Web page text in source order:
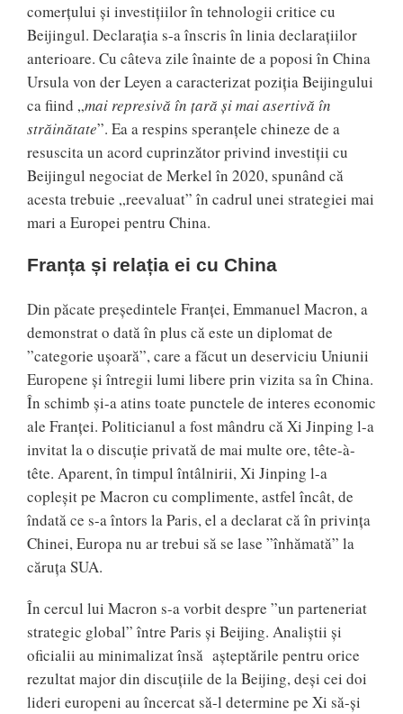
comerțului și investițiilor în tehnologii critice cu
Beijingul. Declarația s-a înscris în linia declarațiilor
anterioare. Cu câteva zile înainte de a poposi în China
Ursula von der Leyen a caracterizat poziția Beijingului
ca fiind „mai represivă în țară și mai asertivă în
străinătate”. Ea a respins speranțele chineze de a
resuscita un acord cuprinzător privind investiții cu
Beijingul negociat de Merkel în 2020, spunând că
acesta trebuie „reevaluat” în cadrul unei strategiei mai
mari a Europei pentru China.
Franța și relația ei cu China
Din păcate preşedintele Franței, Emmanuel Macron, a
demonstrat o dată în plus că este un diplomat de
”categorie ușoară”, care a făcut un deserviciu Uniunii
Europene și întregii lumi libere prin vizita sa în China.
În schimb și-a atins toate punctele de interes economic
ale Franței. Politicianul a fost mândru că Xi Jinping l-a
invitat la o discuție privată de mai multe ore, tête-à-
tête. Aparent, în timpul întâlnirii, Xi Jinping l-a
copleșit pe Macron cu complimente, astfel încât, de
îndată ce s-a întors la Paris, el a declarat că în privința
Chinei, Europa nu ar trebui să se lase ”înhămată” la
căruța SUA.
În cercul lui Macron s-a vorbit despre ”un parteneriat
strategic global” între Paris și Beijing. Analiștii și
oficialii au minimalizat însă așteptările pentru orice
rezultat major din discuțiile de la Beijing, deși cei doi
lideri europeni au încercat să-l determine pe Xi să-și